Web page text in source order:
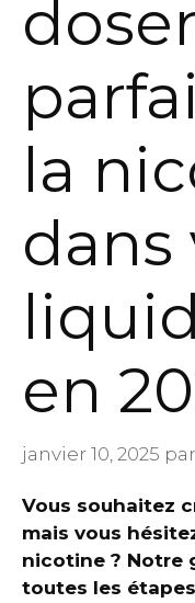
doser
la
dans
en
janvier 10, 2025 par
Vous souhaitez
mais vous
nicotine ? Notre
toutes les